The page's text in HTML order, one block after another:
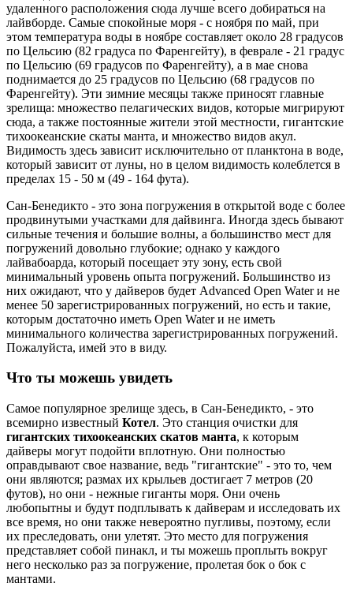
удаленного расположения сюда лучше всего добираться на
лайвборде. Самые спокойные моря - с ноября по май, при
этом температура воды в ноябре составляет около 28 градусов
по Цельсию (82 градуса по Фаренгейту), в феврале - 21 градус
по Цельсию (69 градусов по Фаренгейту), а в мае снова
поднимается до 25 градусов по Цельсию (68 градусов по
Фаренгейту). Эти зимние месяцы также приносят главные
зрелища: множество пелагических видов, которые мигрируют
сюда, а также постоянные жители этой местности, гигантские
тихоокеанские скаты манта, и множество видов акул.
Видимость здесь зависит исключительно от планктона в воде,
который зависит от луны, но в целом видимость колеблется в
пределах 15 - 50 м (49 - 164 фута).
Сан-Бенедикто - это зона погружения в открытой воде с более
продвинутыми участками для дайвинга. Иногда здесь бывают
сильные течения и большие волны, а большинство мест для
погружений довольно глубокие; однако у каждого
лайвабоарда, который посещает эту зону, есть свой
минимальный уровень опыта погружений. Большинство из
них ожидают, что у дайверов будет Advanced Open Water и не
менее 50 зарегистрированных погружений, но есть и такие,
которым достаточно иметь Open Water и не иметь
минимального количества зарегистрированных погружений.
Пожалуйста, имей это в виду.
Что ты можешь увидеть
Самое популярное зрелище здесь, в Сан-Бенедикто, - это
всемирно известный Котел. Это станция очистки для
гигантских тихоокеанских скатов манта, к которым
дайверы могут подойти вплотную. Они полностью
оправдывают свое название, ведь "гигантские" - это то, чем
они являются; размах их крыльев достигает 7 метров (20
футов), но они - нежные гиганты моря. Они очень
любопытны и будут подплывать к дайверам и исследовать их
все время, но они также невероятно пугливы, поэтому, если
их преследовать, они улетят. Это место для погружения
представляет собой пинакл, и ты можешь проплыть вокруг
него несколько раз за погружение, пролетая бок о бок с
мантами.